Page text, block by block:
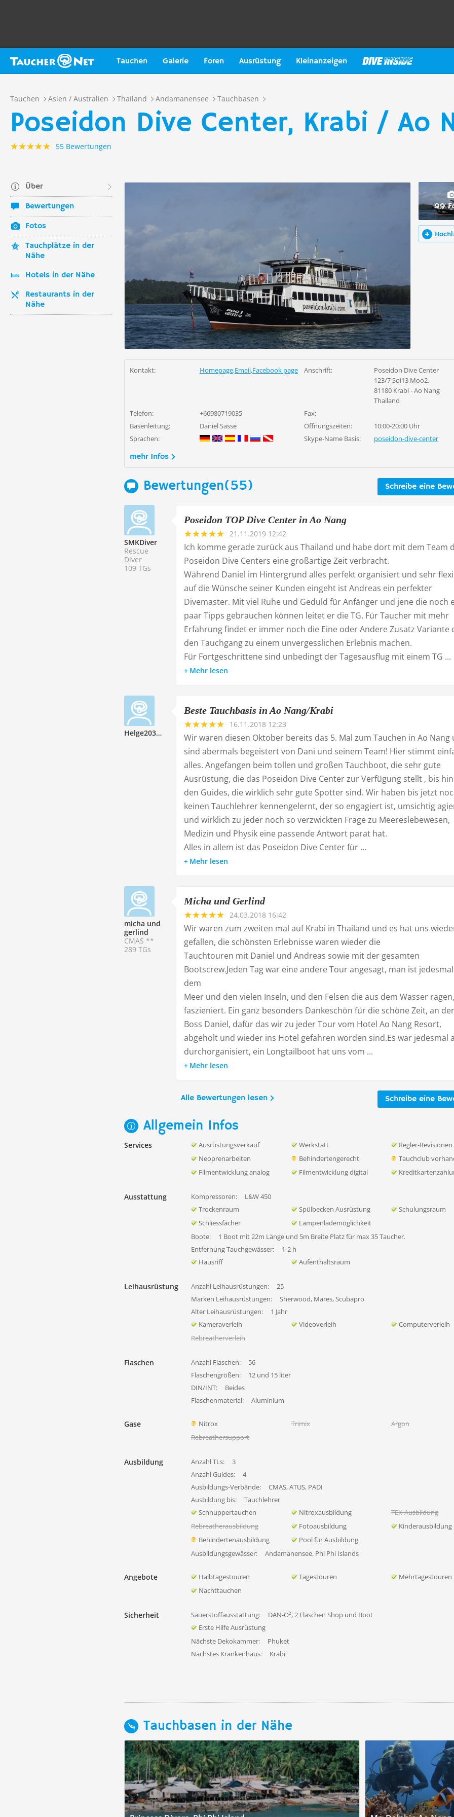
Tauchen Galerie Foren Ausrüstung Kleinanzeigen
Tauchen Asien / Australien Thailand Andamanensee Tauchbasen
Poseidon Dive Center, Krabi / Ao
55 Bewertungen
Über
Bewertungen
Fotos
Tauchplätze in der
Nähe
Hotels in der Nähe
Restaurants in der
Nähe
99
Kontakt: Homepage,Email,Facebook page Anschrift:
Poseidon Dive Center
123/7 Soi13 Moo2,
81180 Krabi - Ao Nang
Thailand
Telefon:
+66980719035
Fax:
Basenleitung:
Daniel Sasse Öffnungszeiten:
10:00-20:00 Uhr
Sprachen:
Skype-Name Basis: poseidon-dive-center
mehr Infos
Schreibe eine
Bewertungen(55)
SMKDiver
Rescue
Diver
109 TGs
Poseidon TOP Dive Center in Ao Nang
21.11.2019 12:42
Ich komme gerade zurück aus Thailand und habe dort mit dem Team
Poseidon Dive Centers eine großartige Zeit verbracht.
Während Daniel im Hintergrund alles perfekt organisiert und sehr
auf die Wünsche seiner Kunden eingeht ist Andreas ein perfekter
Divemaster. Mit viel Ruhe und Geduld für Anfänger und jene die noch
paar Tipps gebrauchen können leitet er die TG. Für Taucher mit mehr
Erfahrung findet er immer noch die Eine oder Andere Zusatz Variante
den Tauchgang zu einem unvergesslichen Erlebnis machen.
Für Fortgeschrittene sind unbedingt der Tagesausflug mit einem TG ...
Mehr lesen
Helge203434
Beste Tauchbasis in Ao Nang/Krabi
16.11.2018 12:23
Wir waren diesen Oktober bereits das 5. Mal zum Tauchen in Ao Nang
sind abermals begeistert von Dani und seinem Team! Hier stimmt
alles. Angefangen beim tollen und großen Tauchboot, die sehr gute
Ausrüstung, die das Poseidon Dive Center zur Verfügung stellt , bis
den Guides, die wirklich sehr gute Spotter sind. Wir haben bis jetzt
keinen Tauchlehrer kennengelernt, der so engagiert ist, umsichtig
und wirklich zu jeder noch so verzwickten Frage zu Meereslebewesen,
Medizin und Physik eine passende Antwort parat hat.
Alles in allem ist das Poseidon Dive Center für ...
Mehr lesen
micha und
gerlind
CMAS **
289 TGs
Micha und Gerlind
24.03.2018 16:42
Wir waren zum zweiten mal auf Krabi in Thailand und es hat uns
gefallen, die schönsten Erlebnisse waren wieder die
Tauchtouren mit Daniel und Andreas sowie mit der gesamten
Bootscrew.Jeden Tag war eine andere Tour angesagt, man ist
dem
Meer und den vielen Inseln, und den Felsen die aus dem Wasser ragen,
faszieniert. Ein ganz besonders Dankeschön für die schöne Zeit, an
Boss Daniel, dafür das wir zu jeder Tour vom Hotel Ao Nang Resort,
abgeholt und wieder ins Hotel gefahren worden sind.Es war jedesmal
durchorganisiert, ein Longtailboot hat uns vom ...
Mehr lesen
Schreibe eine
Alle Bewertungen lesen
Allgemein Infos
Services Ausrüstungsverkauf Werkstatt
Regler-Revisionen
Neoprenarbeiten
Behindertengerecht
Tauchclub
Filmentwicklung analog
Filmentwicklung digital
Ausstattung Kompressoren:
L&W 450
Trockenraum
Spülbecken Ausrüstung
Schulungsraum
Schliessfächer
Lampenlademöglichkeit
Boote:
1 Boot mit 22m Länge und 5m Breite Platz für max 35 Taucher.
Entfernung Tauchgewässer:
1-2 h
Hausriff
Aufenthaltsraum
Leihausrüstung Anzahl Leihausrüstungen:
25
Marken Leihausrüstungen:
Sherwood, Mares, Scubapro
Alter Leihausrüstungen:
1 Jahr
Kameraverleih
Videoverleih
Computerverleih
Rebreatherverleih
Flaschen Anzahl Flaschen:
56
Flaschengrößen:
12 und 15 liter
DIN/INT:
Beides
Flaschenmaterial:
Aluminium
Gase Nitrox Trimix
Argon
Rebreathersupport
Ausbildung Anzahl TLs:
3
Anzahl Guides:
4
Ausbildungs-Verbände:
CMAS, ATUS, PADI
Ausbildung bis:
Tauchlehrer
Schnuppertauchen
Nitroxausbildung
TEK-Ausbildung
Rebreatherausbildung
Fotoausbildung
Kinderausbildung
Behindertenausbildung
Pool für Ausbildung
Ausbildungsgewässer:
Andamanensee, Phi Phi Islands
Angebote Halbtagestouren Tagestouren
Mehrtagestouren
Nachttauchen
Sicherheit Sauerstoffausstattung:
DAN-O², 2 Flaschen Shop und Boot
Erste Hilfe Ausrüstung
Nächste Dekokammer:
Phuket
Nächstes Krankenhaus:
Krabi
Tauchbasen in der Nähe